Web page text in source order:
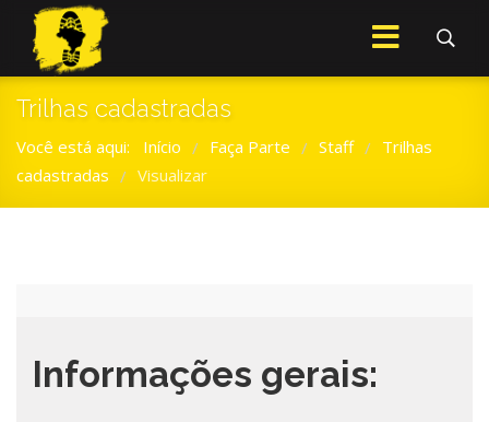
Trilhas cadastradas
Você está aqui: Início / Faça Parte / Staff / Trilhas
cadastradas / Visualizar
Informações gerais: